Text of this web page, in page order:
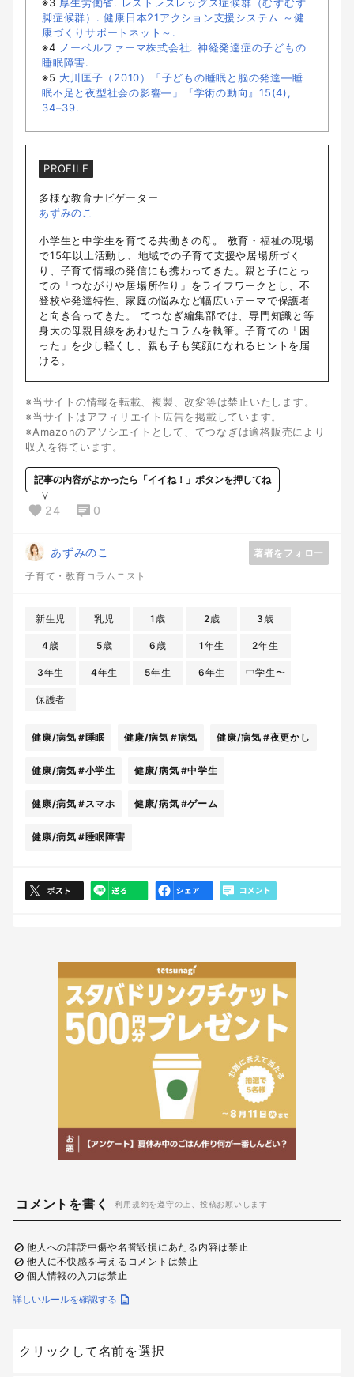
※3 厚生労働省. レストレスレッグス症候群（むずむず
脚症候群）. 健康日本21アクション支援システム ～健
康づくりサポートネット～.
※4 ノーベルファーマ株式会社. 神経発達症の子どもの
睡眠障害.
※5 大川匡子（2010）「子どもの睡眠と脳の発達—睡
眠不足と夜型社会の影響—」『学術の動向』15(4),
34–39.
PROFILE
多様な教育ナビゲーター
あずみのこ
小学生と中学生を育てる共働きの母。 教育・福祉の現場
で15年以上活動し、地域での子育て支援や居場所づく
り、子育て情報の発信にも携わってきた。親と子にとっ
ての「つながりや居場所作り」をライフワークとし、不
登校や発達特性、家庭の悩みなど幅広いテーマで保護者
と向き合ってきた。 てつなぎ編集部では、専門知識と等
身大の母親目線をあわせたコラムを執筆。子育ての「困
った」を少し軽くし、親も子も笑顔になれるヒントを届
ける。
※当サイトの情報を転載、複製、改変等は禁止いたします。
※当サイトはアフィリエイト広告を掲載しています。
※Amazonのアソシエイトとして、てつなぎは適格販売により
収入を得ています。
記事の内容がよかったら「イイね！」ボタンを押してね
24 0
あずみのこ
著者をフォロー
子育て・教育コラムニスト
新生児 乳児 1歳 2歳 3歳
4歳 5歳 6歳 1年生 2年生
3年生 4年生 5年生 6年生 中学生〜
保護者
健康/病気 #睡眠 健康/病気 #病気 健康/病気 #夜更かし
健康/病気 #小学生 健康/病気 #中学生
健康/病気 #スマホ 健康/病気 #ゲーム
健康/病気 #睡眠障害
コメントを書く 利用規約を遵守の上、投稿お願いします
他人への誹謗中傷や名誉毀損にあたる内容は禁止
他人に不快感を与えるコメントは禁止
個人情報の入力は禁止
詳しいルールを確認する
クリックして名前を選択